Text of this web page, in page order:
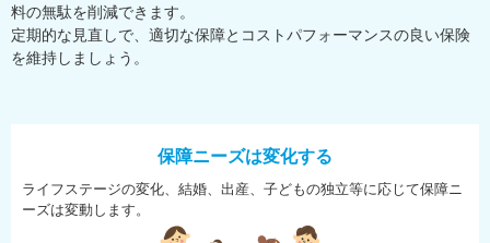
料の無駄を削減できます。
定期的な見直しで、適切な保障とコストパフォーマンスの良い保険
を維持しましょう。
保障ニーズは変化する
ライフステージの変化、結婚、 出産、子どもの独立等に応じて保障ニ
ーズは変動します。